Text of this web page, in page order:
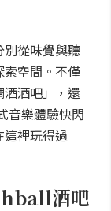
從味覺與聽
索空間。不僅
酒吧」，還
音樂體驗快閃
裡玩得過
酒吧